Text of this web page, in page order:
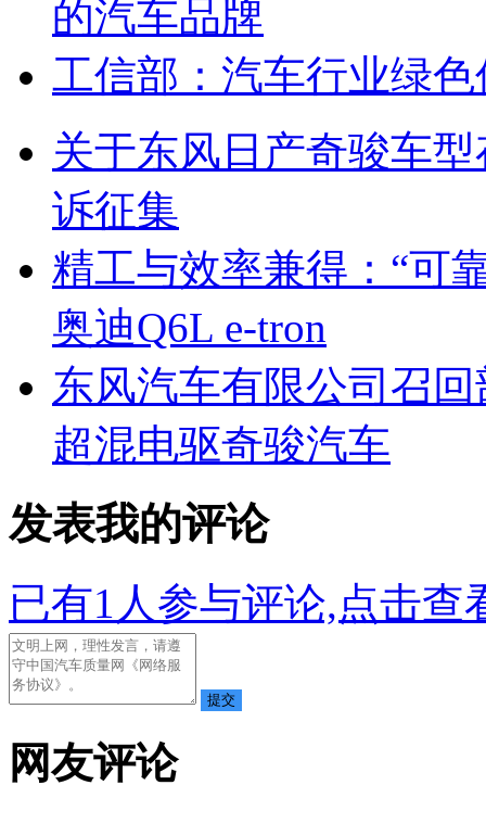
的汽车品牌
工信部：汽车行业绿
关于东风日产奇骏车
诉征集
精工与效率兼得：“可
奥迪Q6L e-tron
东风汽车有限公司召
超混电驱奇骏汽车
发表我的评论
已有1 人参与评论,点击查
网友评论